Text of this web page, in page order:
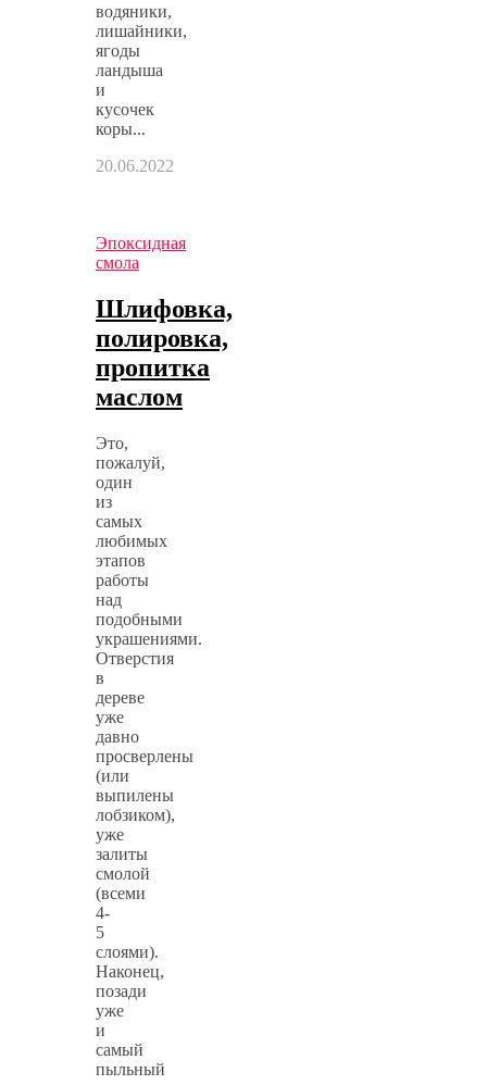
водяники,
лишайники,
ягоды
ландыша
и
кусочек
коры...
20.06.2022
Эпоксидная
смола
Шлифовка,
полировка,
пропитка
маслом
Это,
пожалуй,
один
из
самых
любимых
этапов
работы
над
подобными
украшениями.
Отверстия
в
дереве
уже
давно
просверлены
(или
выпилены
лобзиком),
уже
залиты
смолой
(всеми
4-
5
слоями).
Наконец,
позади
уже
и
самый
пыльный